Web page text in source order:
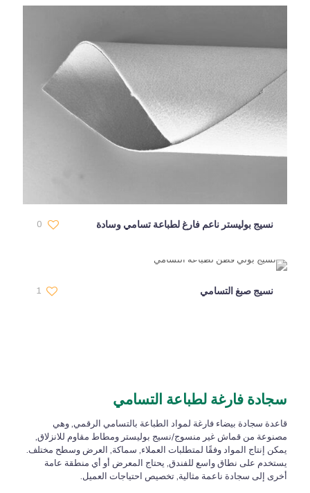
نسيج بوليستر ناعم فارغ لطباعة تسامي وسادة 0
نسيج صبغ التسامي 1
سجادة فارغة لطباعة التسامي
قاعدة سجادة بيضاء فارغة لمواد الطباعة بالتسامي الرقمي, وهي
مصنوعة من قماش غير منسوج/نسيج بوليستر ومطاط مقاوم للانزلاق,
يمكن إنتاج المواد وفقًا لمتطلبات العملاء, سماكة, العرض وسطح مختلف.
يستخدم على نطاق واسع للفندق, يحتاج المعرض أو أي منطقة عامة
أخرى إلى سجادة ناعمة مثالية, تخصيص احتياجات العميل.